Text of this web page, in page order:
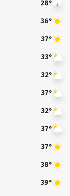
28°
36°
37°
33°
32°
37°
32°
37°
37°
38°
39°